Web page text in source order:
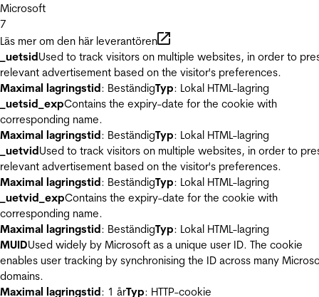
Microsoft
7
Läs mer om den här leverantören
_uetsidUsed to track visitors on multiple websites, in order to
relevant advertisement based on the visitor's preferences.
Maximal lagringstid: BeständigTyp: Lokal HTML-lagring
_uetsid_expContains the expiry-date for the cookie with
corresponding name.
Maximal lagringstid: BeständigTyp: Lokal HTML-lagring
_uetvidUsed to track visitors on multiple websites, in order to
relevant advertisement based on the visitor's preferences.
Maximal lagringstid: BeständigTyp: Lokal HTML-lagring
_uetvid_expContains the expiry-date for the cookie with
corresponding name.
Maximal lagringstid: BeständigTyp: Lokal HTML-lagring
MUIDUsed widely by Microsoft as a unique user ID. The cookie
enables user tracking by synchronising the ID across many
domains.
Maximal lagringstid: 1 årTyp: HTTP-cookie